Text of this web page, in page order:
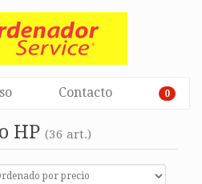
Contacto 0
HP (36 art.)